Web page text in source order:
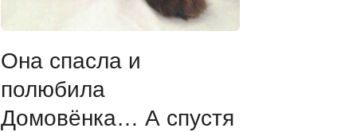
Она спасла и
полюбила
Домовёнка… А спустя